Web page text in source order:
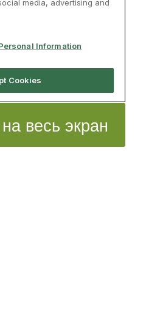
весь экран